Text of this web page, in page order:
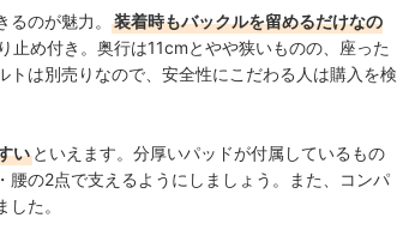
のが魅力。
装着時もバックルを留めるだけなの
止め付き。奥行は11cmとやや狭いものの、座った
は別売りなので、安全性にこだわる人は購入を検
い といえます。分厚いパッドが付属しているもの
の2点で支えるようにしましょう。また、コンパ
た。